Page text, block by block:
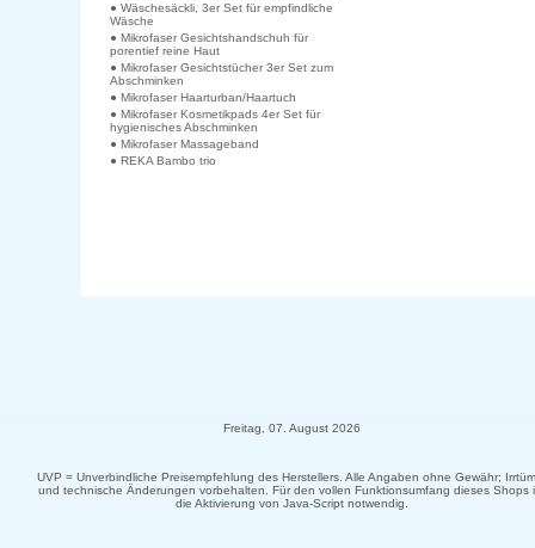
● Wäschesäckli, 3er Set für empfindliche
Wäsche
● Mikrofaser Gesichtshandschuh für
porentief reine Haut
● Mikrofaser Gesichtstücher 3er Set zum
Abschminken
● Mikrofaser Haarturban/Haartuch
● Mikrofaser Kosmetikpads 4er Set für
hygienisches Abschminken
● Mikrofaser Massageband
● REKA Bambo trio
Freitag, 07. August 2026
UVP = Unverbindliche Preisempfehlung des Herstellers. Alle Angaben ohne Gewähr;
und technische Änderungen vorbehalten. Für den vollen Funktionsumfang dieses Shops
die Aktivierung von Java-Script notwendig.